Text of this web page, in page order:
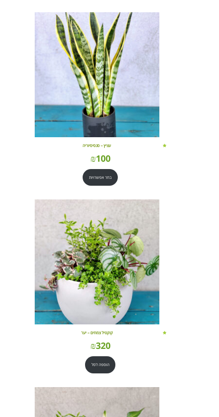
עציץ – סנסיסיוריה
₪100
בחר אפשרויות
קוקטיל צמחים – יער
₪320
הוספה לסל